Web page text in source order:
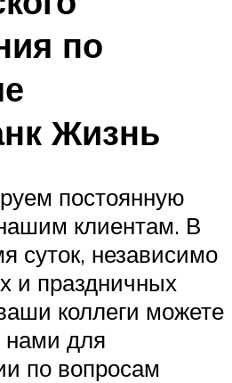
по
Жизнь
постоянную
клиентам. В
суток, независимо
и праздничных
коллеги можете
нами для
по вопросам